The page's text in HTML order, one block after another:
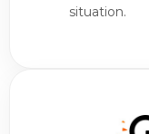
situation.